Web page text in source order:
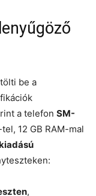
be a
a telefon SM-
12 GB RAM-mal
,